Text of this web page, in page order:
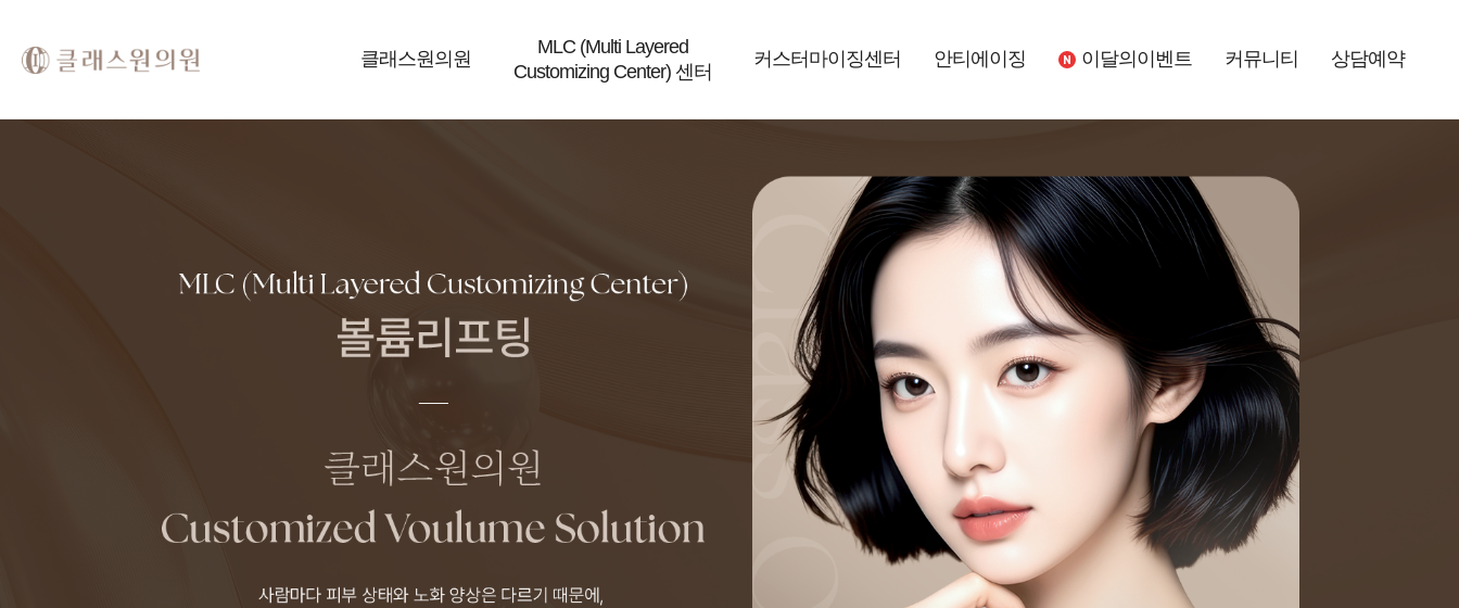
CLASS
ONE
클래스원의원
MLC (Multi Layered
Customizing Center) 센터
커스터마이징센터 안티에이징
신규
아이콘
이달의이벤트 커뮤니티 상담예약